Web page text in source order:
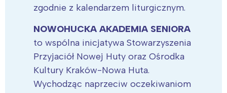
zgodnie z kalendarzem liturgicznym.
NOWOHUCKA AKADEMIA SENIORA
to wspólna inicjatywa Stowarzyszenia
Przyjaciół Nowej Huty oraz Ośrodka
Kultury Kraków-Nowa Huta.
Wychodząc naprzeciw oczekiwaniom